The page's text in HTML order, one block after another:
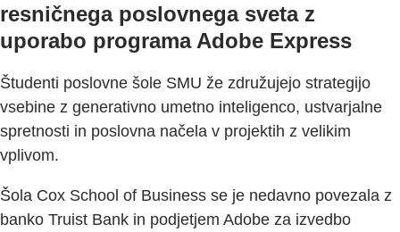
resničnega poslovnega sveta z
uporabo programa Adobe Express
Študenti poslovne šole SMU že združujejo strategijo
vsebine z generativno umetno inteligenco, ustvarjalne
spretnosti in poslovna načela v projektih z velikim
vplivom.
Šola Cox School of Business se je nedavno povezala z
banko Truist Bank in podjetjem Adobe za izvedbo